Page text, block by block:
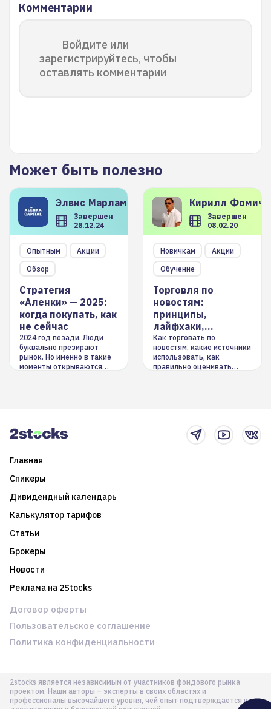
Комментарии
Войдите или
зарегистрируйтесь, чтобы
оставлять комментарии
Может быть полезно
Элвис Марламов
Завершен
28.12.24
Опытным
Акции
Обзор
Стратегия
«Аленки» — 2025:
когда покупать, как
не сейчас
2024 год позади. Люди
буквально презирают
рынок. Но именно в такие
моменты открываются
Кирилл
Завершен
08.02.20
Новичкам
Акции
Обучение
Торговля по
новостям:
принципы,
лайфхаки,
инструменты
Как торговать по
новостям, какие источники
использовать, как
правильно оценивать
Главная
Спикеры
Дивидендный календарь
Калькулятор тарифов
Статьи
Брокеры
Новости
Реклама на 2Stocks
2stocks является независимым от участников фондового рынка
проектом. Наши авторы – эксперты в своих областях и
профессионалы высочайшего уровня, чей опыт подтверждается их
Договор оферты
Пользовательское соглашение
Политика конфиденциальности